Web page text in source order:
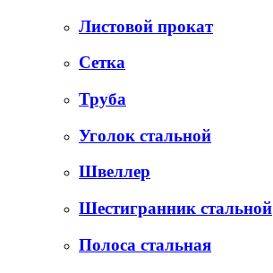
Листовой прокат
Сетка
Труба
Уголок стальной
Швеллер
Шестигранник стальной
Полоса стальная